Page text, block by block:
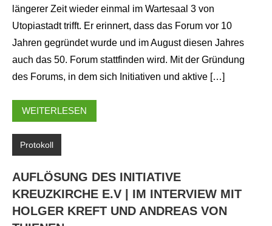
längerer Zeit wieder einmal im Wartesaal 3 von
Utopiastadt trifft. Er erinnert, dass das Forum vor 10
Jahren gegründet wurde und im August diesen Jahres
auch das 50. Forum stattfinden wird. Mit der Gründung
des Forums, in dem sich Initiativen und aktive […]
WEITERLESEN
Protokoll
AUFLÖSUNG DES INITIATIVE
KREUZKIRCHE E.V | IM INTERVIEW MIT
HOLGER KREFT UND ANDREAS VON